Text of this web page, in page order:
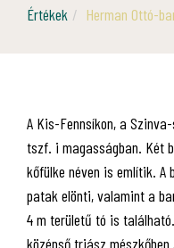
Értékek Herman Ottó-
A Kis-Fennsíkon, a
tszf. i magasságban. Két
kőfülke néven is említik.
patak elönti, valamint a
4 m területű tó is
középső triász